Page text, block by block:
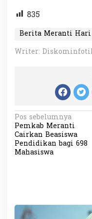
835
Berita Meranti
Writer:
N
a
v
s
Pos sebelumnya
Pemkab Meranti
Cairkan Beasiswa
Pendidikan bagi 698
Mahasiswa